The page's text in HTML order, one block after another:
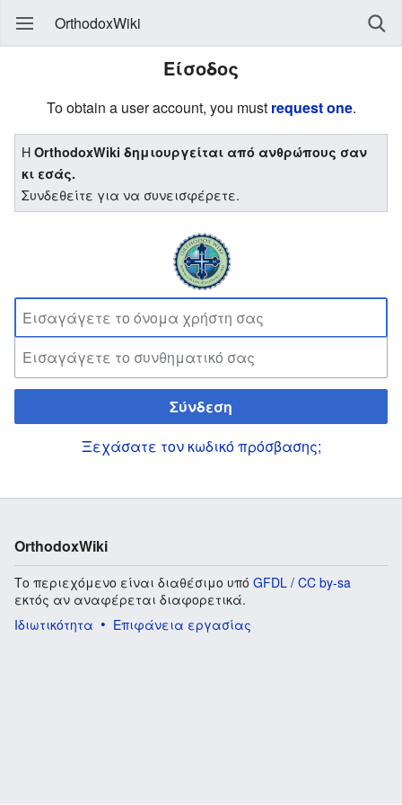
OrthodoxWiki
Είσοδος
To obtain a user account, you must request one.
ΗOrthodoxWiki δημιουργείται από ανθρώπους σαν
κι εσάς.
Συνδεθείτε για να συνεισφέρετε.
Σύνδεση
Ξεχάσατε τον κωδικό πρόσβασης;
OrthodoxWiki
Το περιεχόμενο είναι διαθέσιμο υπό GFDL / CC by-sa
εκτός αν αναφέρεται διαφορετικά.
Ιδιωτικότητα
Επιφάνεια εργασίας